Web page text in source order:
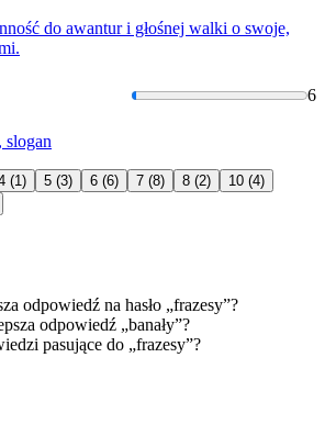
do awantur i głośnej walki o swoje,
6
, slogan
(1) 5 (3) 6 (6) 7 (8) 8 (2) 10 (4)
odpowiedź na hasło „frazesy”?
odpowiedź „banały”?
pasujące do „frazesy”?